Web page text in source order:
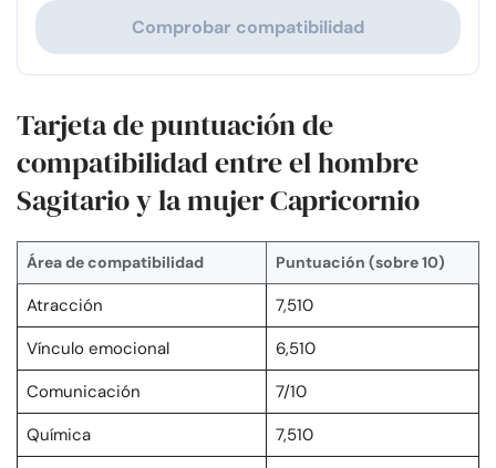
Comprobar compatibilidad
Tarjeta de puntuación de
compatibilidad entre el hombre
Sagitario y la mujer Capricornio
Área de compatibilidad Puntuación (sobre 10)
Atracción
7,510
Vínculo emocional
6,510
Comunicación
7/10
Química
7,510